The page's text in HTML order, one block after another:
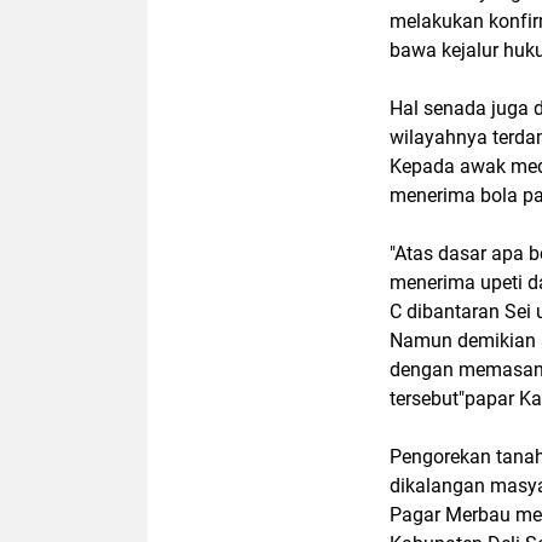
melakukan
bawa kejalur
Hal senada juga
wilayahnya
Kepada awak
menerima bola
"Atas dasar apa
menerima upeti
C dibantaran Sei
Namun
dengan
tersebut"papar
Pengorekan
dikalangan
Pagar Merbau